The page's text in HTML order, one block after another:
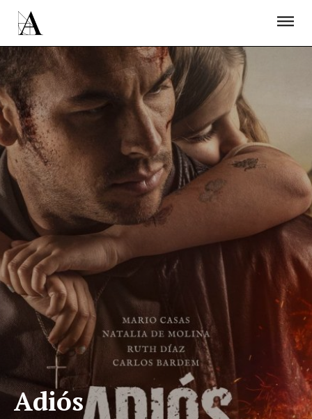
Adiós
ACTUALIDAD
PROYECTOS
RESIDENCIAS
ÚNETE A LA ACADEMIA DE CINE
PRENSA
NEWSLETTER